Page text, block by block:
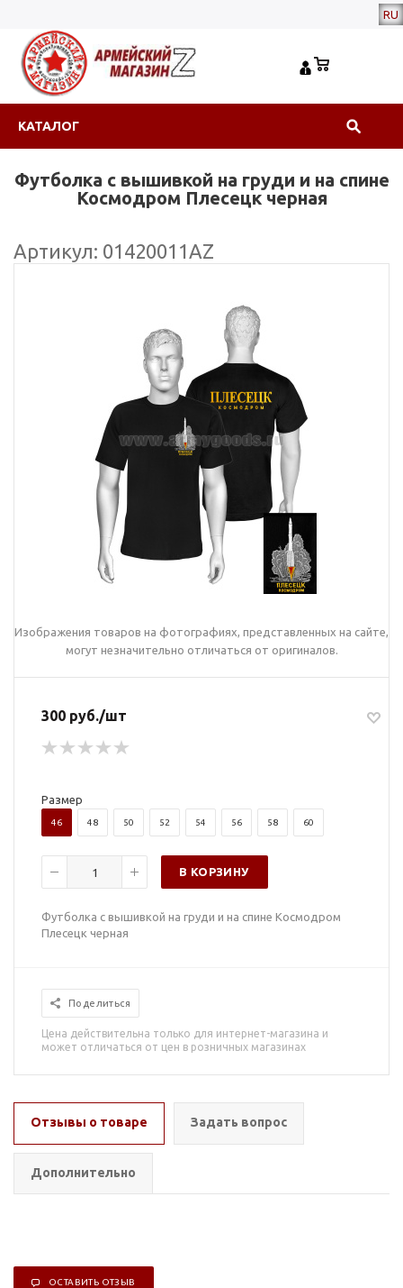
RU
КАТАЛОГ
Футболка с вышивкой на груди и на спине
Космодром Плесецк черная
Артикул: 01420011АZ
Изображения товаров на фотографиях, представленных на сайте,
могут незначительно отличаться от оригиналов.
300 руб./шт
Размер
46 48 50 52 54 56 58 60
В КОРЗИНУ
Футболка с вышивкой на груди и на спине Космодром
Плесецк черная
Поделиться
Цена действительна только для интернет-магазина и
может отличаться от цен в розничных магазинах
Отзывы о товаре Задать вопрос
Дополнительно
ОСТАВИТЬ ОТЗЫВ